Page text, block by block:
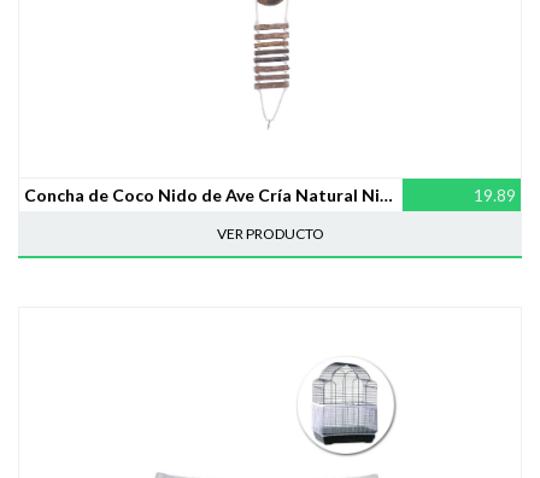
Concha de Coco Nido de Ave Cría Natural Nido 19.89
VER PRODUCTO